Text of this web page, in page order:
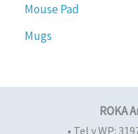
Mouse Pad
Mugs
ROKA
• Tel y WP: